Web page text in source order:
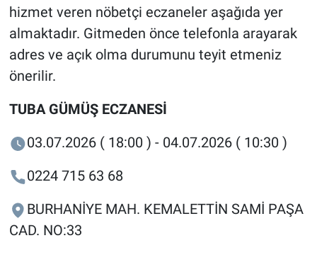
hizmet veren nöbetçi eczaneler aşağıda yer
almaktadır. Gitmeden önce telefonla arayarak
adres ve açık olma durumunu teyit etmeniz
önerilir.
TUBA GÜMÜŞ ECZANESİ
03.07.2026 ( 18:00 ) - 04.07.2026 ( 10:30 )
0224 715 63 68
BURHANİYE MAH. KEMALETTİN SAMİ PAŞA
CAD. NO:33